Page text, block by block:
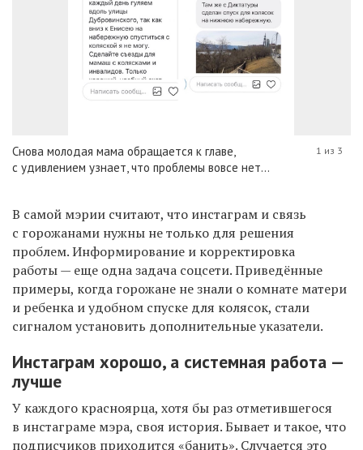
Снова молодая мама обращается к главе,
с удивлением узнает, что проблемы вовсе нет...
1 из 3
В самой мэрии считают, что инстаграм и связь
с горожанами нужны не только для решения
проблем. Информирование и корректировка
работы — еще одна задача соцсети. Приведённые
примеры, когда горожане не знали о комнате матери
и ребенка и удобном спуске для колясок, стали
сигналом установить дополнительные указатели.
Инстаграм хорошо, а системная работа —
лучше
У каждого красноярца, хотя бы раз отметившегося
в инстаграме мэра, своя история. Бывает и такое, что
подписчиков приходится «банить». Случается это